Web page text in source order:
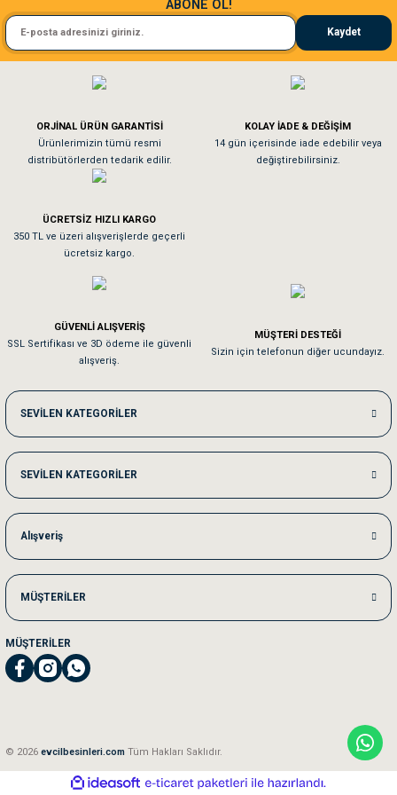
Gönder
Kedim taze mamaya bayıldı kargo fimrasın da bir sorun yaşadım ve arkadaşlar
El**** Ek******
Köpeğim bayıldı hediyeler için teşekkürler
As**** Tu******
Tavşanım kafesinin kalitesine ve paketlemesine bayıldım
Sa**** On******
Kedilerim beğeniyorlar. Memnunuz. Uygun fiyatta olması iyi.
Me***** Ya******
Akşam verdiğim sipariş bir sonraki gün elime ulaştı. Jack russell köpeğim
Ka***** Ar******
Ufak bir sorun harici sorun olmadı sağolsunlar onuda hemen çözdüler
ABONE OL!
Kaydet
ORJİNAL ÜRÜN GARANTİSİ
Ürünlerimizin tümü resmi
distribütörlerden tedarik edilir.
KOLAY İADE & DEĞİŞİM
14 gün içerisinde iade edebilir veya
değiştirebilirsiniz.
ÜCRETSİZ HIZLI KARGO
350 TL ve üzeri alışverişlerde geçerli
ücretsiz kargo.
GÜVENLİ ALIŞVERİŞ
SSL Sertifikası ve 3D ödeme ile güvenli
alışveriş.
MÜŞTERİ DESTEĞİ
Sizin için telefonun diğer ucundayız.
SEVİLEN KATEGORİLER
SEVİLEN KATEGORİLER
Alışveriş
MÜŞTERİLER
MÜŞTERİLER
© 2026 evcilbesinleri.com Tüm Hakları Saklıdır.
ideasoft
e-